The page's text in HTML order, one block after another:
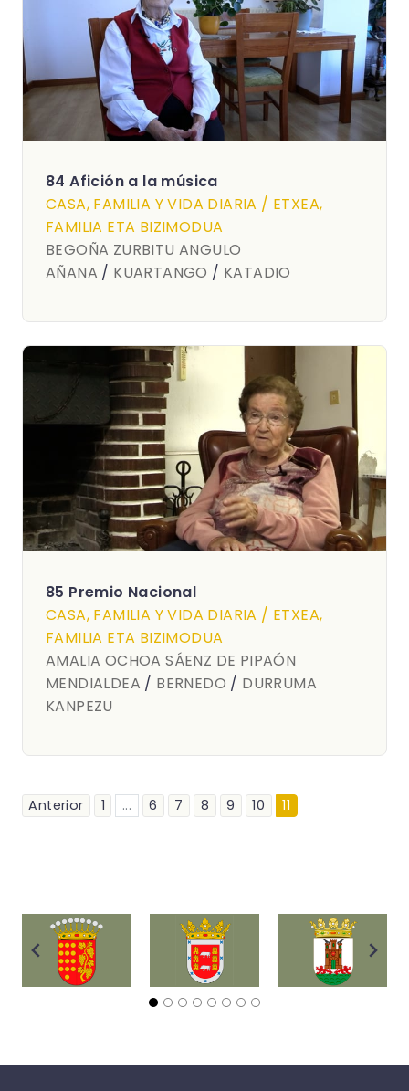
84 Afición a la música
CASA, FAMILIA Y VIDA DIARIA / ETXEA,
FAMILIA ETA BIZIMODUA
BEGOÑA ZURBITU ANGULO
AÑANA / KUARTANGO / KATADIO
85 Premio Nacional
CASA, FAMILIA Y VIDA DIARIA / ETXEA,
FAMILIA ETA BIZIMODUA
AMALIA OCHOA SÁENZ DE PIPAÓN
MENDIALDEA / BERNEDO / DURRUMA
KANPEZU
Anterior 1 ... 6 7 8 9 10 11